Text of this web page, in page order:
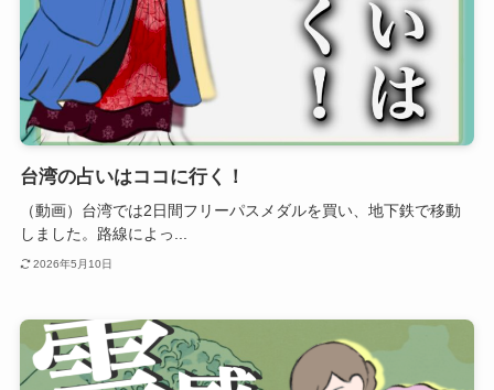
台湾の占いはココに行く！
（動画）台湾では2日間フリーパスメダルを買い、地下鉄で移動
しました。路線によっ...
2026年5月10日